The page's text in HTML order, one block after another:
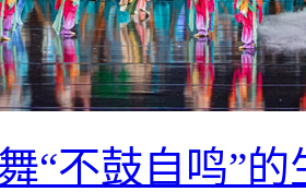
“不鼓自鸣”